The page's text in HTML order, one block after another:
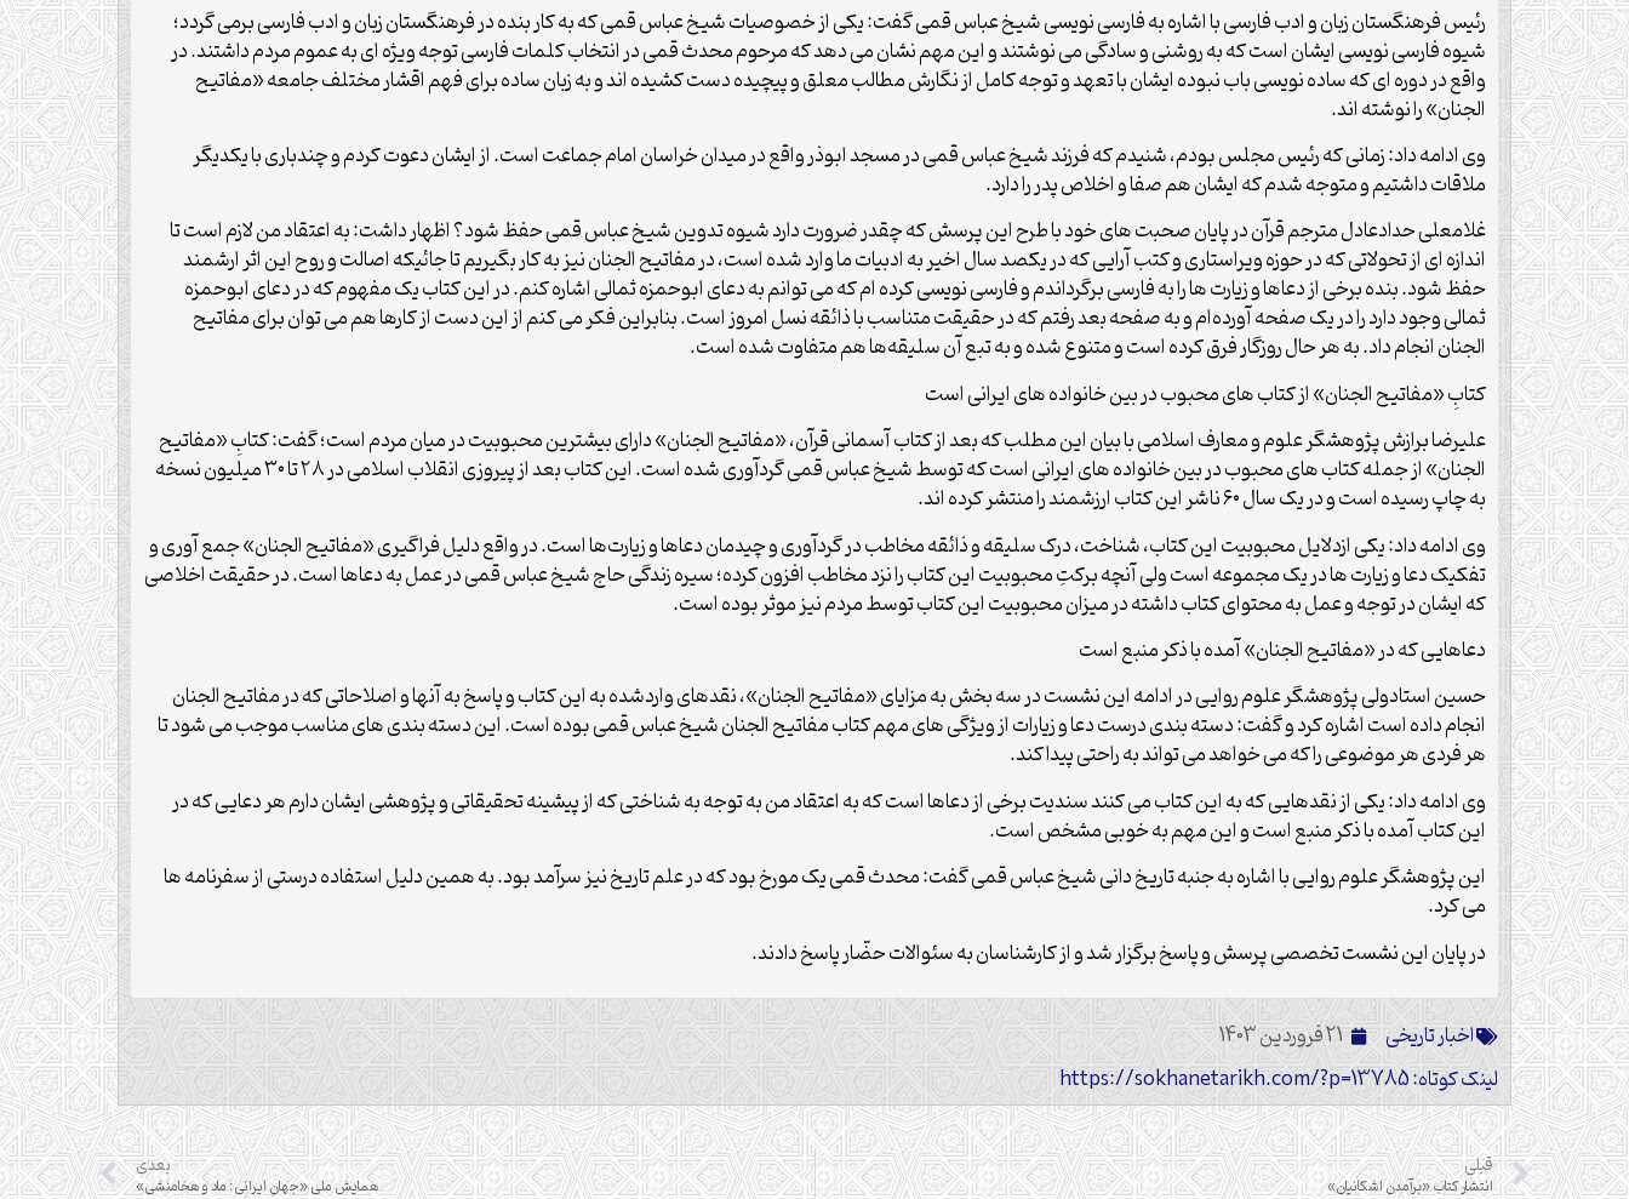
رئیس فرهنگستان زبان و ادب فارسی با اشاره به فارسی نویسی شیخ عباس قمی گفت: یکی از خصوصیات شیخ عباس قمی که به کار بنده در فرهنگستان زبان و ادب فارسی برمی گردد؛
شیوه فارسی نویسی ایشان است که به روشنی و سادگی می نوشتند و این مهم نشان می دهد که مرحوم محدث قمی در انتخاب کلمات فارسی توجه ویژه ای به عموم مردم داشتند. در
واقع در دوره ای که ساده نویسی باب نبوده ایشان با تعهد و توجه کامل از نگارش مطالب معلق و پیچیده دست کشیده اند و به زبان ساده برای فهم اقشار مختلف جامعه «مفاتیح
الجنان» را نوشته اند.
وی ادامه داد: زمانی که رئیس مجلس بودم، شنیدم که فرزند شیخ عباس قمی در مسجد ابوذر واقع در میدان خراسان امام جماعت است. از ایشان دعوت کردم و چندباری با یکدیگر
ملاقات داشتیم و متوجه شدم که ایشان هم صفا و اخلاص پدر را دارد.
غلامعلی حدادعادل مترجم قرآن در پایان صحبت های خود با طرح این پرسش که چقدر ضرورت دارد شیوه تدوین شیخ عباس قمی حفظ شود؟ اظهار داشت: به اعتقاد من لازم است تا
اندازه ای از تحولاتی که در حوزه ویراستاری و کتب آرایی که در یکصد سال اخیر به ادبیات ما وارد شده است، در مفاتیح الجنان نیز به کار بگیریم تا جائیکه اصالت و روح این اثر ارشمند
حفظ شود. بنده برخی از دعاها و زیارت ها را به فارسی برگرداندم و فارسی نویسی کرده ام که می توانم به دعای ابوحمزه ثمالی اشاره کنم. در این کتاب یک مفهوم که در دعای ابوحمزه
ثمالی وجود دارد را در یک صفحه آورده‌ام و به صفحه بعد رفتم که در حقیقت متناسب با ذائقه نسل امروز است. بنابراین فکر می کنم از این دست از کارها هم می توان برای مفاتیح
الجنان انجام داد. به هر حال روزگار فرق کرده است و متنوع شده و به تبع آن سلیقه‌ها هم متفاوت شده است.
کتابِ «مفاتیح الجنان» از کتاب های محبوب در بین خانواده های ایرانی است
علیرضا برازش پژوهشگر علوم و معارف اسلامی با بیان این مطلب که بعد از کتاب آسمانی قرآن، «مفاتیح الجنان» دارای بیشترین محبوبیت در میان مردم است؛ گفت: کتابِ «مفاتیح
الجنان» از جمله کتاب های محبوب در بین خانواده های ایرانی است که توسط شیخ عباس قمی گردآوری شده است. این کتاب بعد از پیروزی انقلاب اسلامی در ۲۸ تا ۳۰ میلیون نسخه
به چاپ رسیده است و در یک سال ۶۰ ناشر این کتاب ارزشمند را منتشر کرده اند.
وی ادامه داد: یکی ازدلایل محبوبیت این کتاب، شناخت، درک سلیقه و ذائقه مخاطب در گردآوری و چیدمان دعاها و زیارت‌ها است. در واقع دلیل فراگیری «مفاتیح الجنان» جمع آوری و
تفکیک دعا و زیارت ها در یک مجموعه است ولی آنچه برکتِ محبوبیت این کتاب را نزد مخاطب افزون کرده؛ سیره زندگی حاج شیخ عباس قمی در عمل به دعاها است. در حقیقت اخلاصی
که ایشان در توجه و عمل به محتوای کتاب داشته در میزان محبوبیت این کتاب توسط مردم نیز موثر بوده است.
دعاهایی که در «مفاتیح الجنان» آمده با ذکر منبع است
حسین استادولی پژوهشگر علوم روایی در ادامه این نشست در سه بخش به مزایای «مفاتیح الجنان»، نقدهای واردشده به این کتاب و پاسخ به آنها و اصلاحاتی که در مفاتیح الجنان
انجام داده است اشاره کرد و گفت: دسته بندی درست دعا و زیارات از ویژگی های مهم کتاب مفاتیح الجنان شیخ عباس قمی بوده است. این دسته بندی های مناسب موجب می شود تا
هر فردی هر موضوعی را که می خواهد می تواند به راحتی پیدا کند.
وی ادامه داد: یکی از نقدهایی که به این کتاب می کنند سندیت برخی از دعاها است که به اعتقاد من به توجه به شناختی که از پیشینه تحقیقاتی و پژوهشی ایشان دارم هر دعایی که در
این کتاب آمده با ذکر منبع است و این مهم به خوبی مشخص است.
این پژوهشگر علوم روایی با اشاره به جنبه تاریخ دانی شیخ عباس قمی گفت: محدث قمی یک مورخ بود که در علم تاریخ نیز سرآمد بود. به همین دلیل استفاده درستی از سفرنامه ها
می کرد.
در پایان این نشست تخصصی پرسش و پاسخ برگزار شد و از کارشناسان به سئوالات حضّار پاسخ دادند.
اخبار تاریخی
21 فروردین 1403
لینک کوتاه: https://sokhanetarikh.com/?p=13785
قبلی
انتشار کتاب «برآمدن اشکانیان»
بعدی
همایش ملی «جهانِ ایرانی: ماد و هخامنشی»